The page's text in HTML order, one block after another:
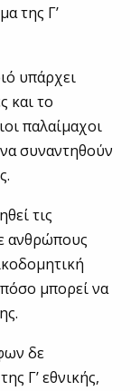
της Γ’
υπάρχει
και το
παλαίμαχοι
συναντηθούν
τις
ανθρώπους
μπορεί να
δε
Γ’ εθνικής,